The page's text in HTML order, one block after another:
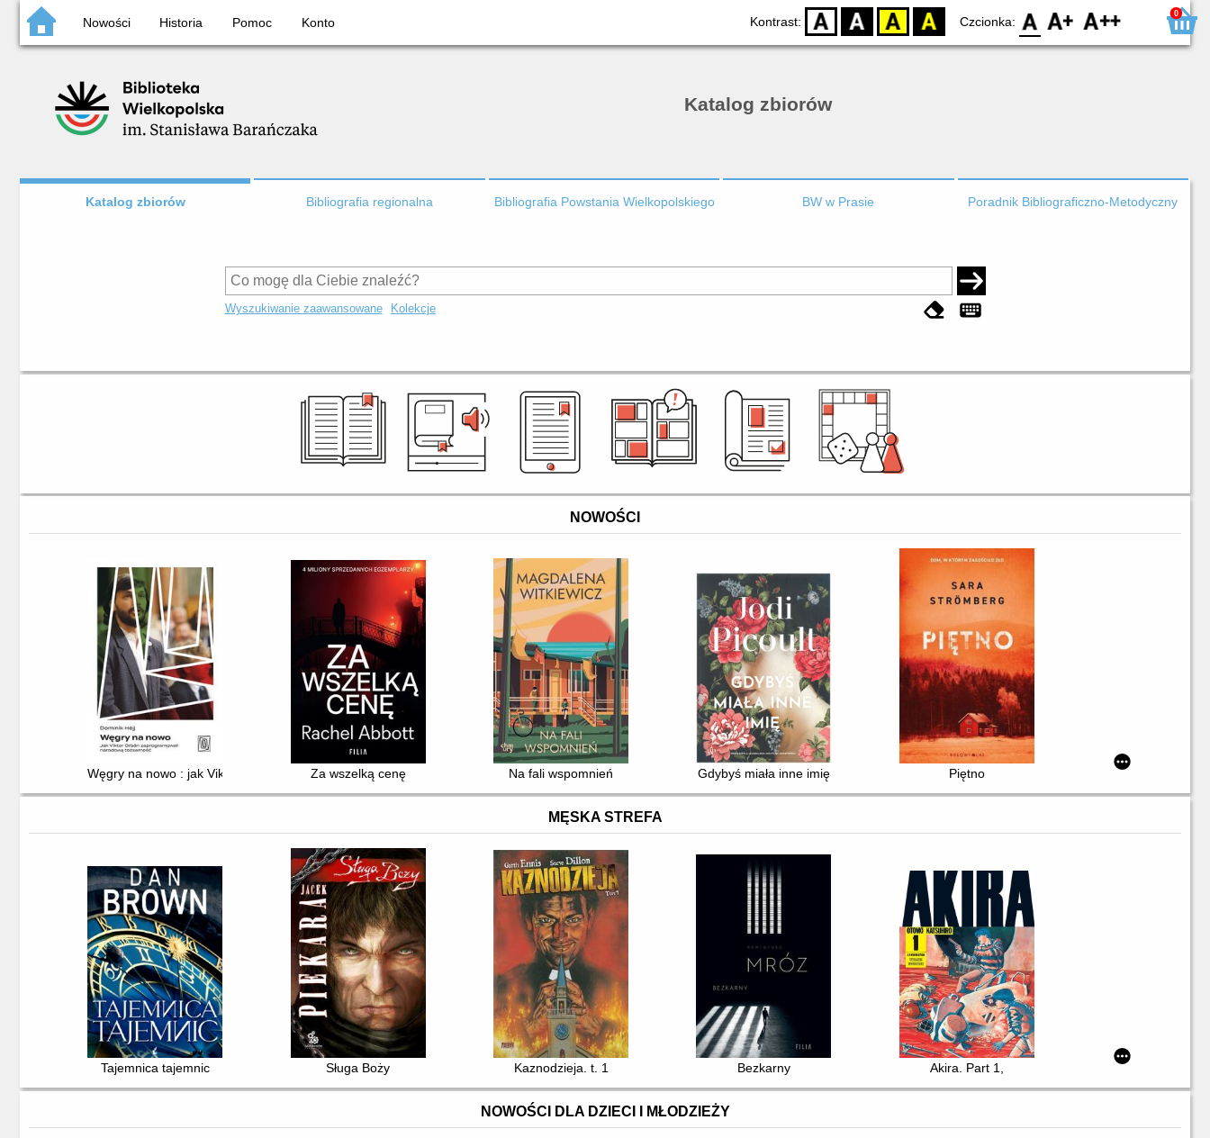
Nowości Historia Pomoc Konto Kontrast: D BW YB BY Czcionka: F0 F1 F2 0
Katalog zbiorów
Katalog zbiorów Bibliografia regionalna Bibliografia Powstania Wielkopolskiego BW w Prasie Poradnik Bibliograficzno-Metodyczny
Wyszukiwanie zaawansowane Kolekcje
NOWOŚCI
Węgry na nowo : jak Viktor Orbán zaprogramował narodową tożsamość
Za wszelką cenę Na fali wspomnień Gdybyś miała inne imię Piętno
MĘSKA STREFA
Tajemnica tajemnic Sługa Boży Kaznodzieja. t. 1 Bezkarny Akira. Part 1,
NOWOŚCI DLA DZIECI I MŁODZIEŻY